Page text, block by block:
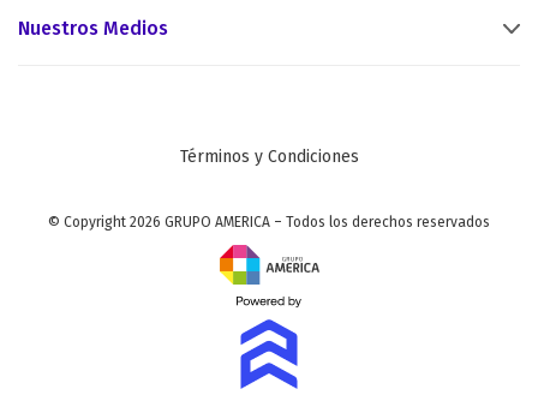
Nuestros Medios
Términos y Condiciones
© Copyright 2026 GRUPO AMERICA – Todos los derechos reservados